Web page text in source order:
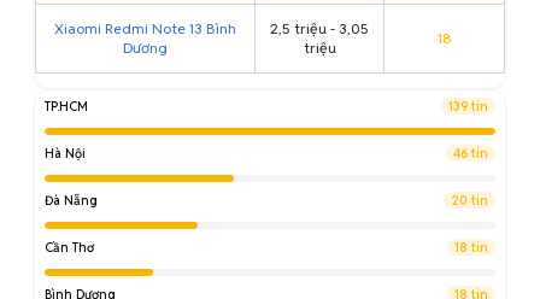
Xiaomi Redmi Note 13 Bình
Dương
2,5 triệu - 3,05
triệu
18
TP.HCM 139 tin
Hà Nội 46 tin
Đà Nẵng 20 tin
Cần Thơ 18 tin
Bình Dương 18 tin